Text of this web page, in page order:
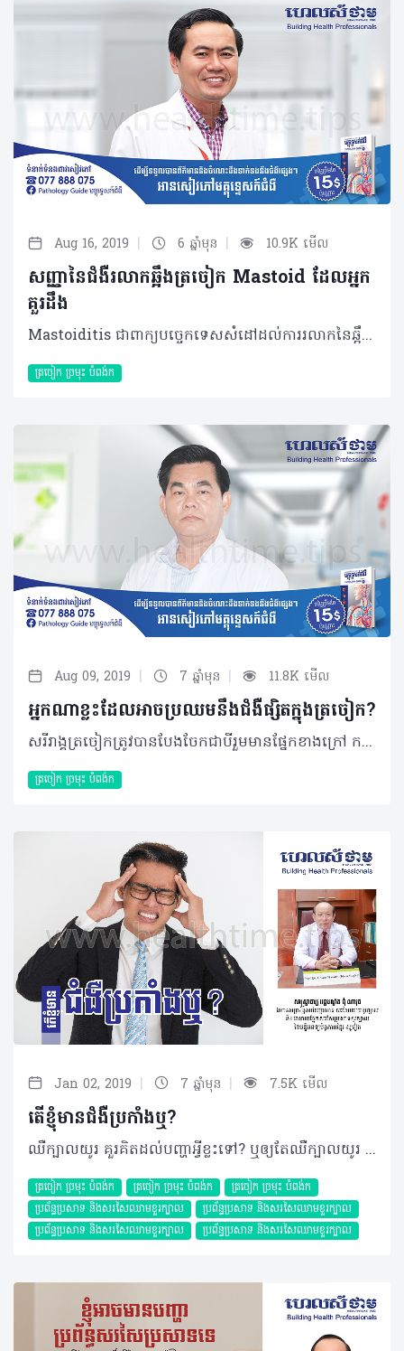
Aug 16, 2019 | 6 ឆ្នាំមុន | 10.9K មើល
សញ្ញានៃជំងឺរលាកឆ្អឹងត្រចៀក Mastoid ដែលអ្នក
គួរដឹង
Mastoiditis ជាពាក្យបច្ចេកទេសសំដៅដល់ការរលាកនៃឆ្អឹង Mastoid ដែលស្ថិតនៅផ្នែកខាងក្រោយនៃត្រចៀក។ ជាក់ស្តែងសម្រាប់ពិភពលោកគេរកឃើញជំងឺនេះកើតមានក្នុងកម្រិត ១/២៥០០០ រីឯនៅកម្ពុជាហាក់មានការកើតឡើងច្រើនជាងនេះ។ Mastoiditis ជាជំងឺប្រឈមខ្ពស់ចំពោះកុមារអាយុតិចជាង ២ឆ្នាំ ដែលគេហៅថាជាការរលាកឆ្អឹង Mastoid ស្រួចស្រាវ និងជាប្រភេទធ្ងន់ធ្ងរអាចប៉ះពាល់ដល់អាយុជីវិតរបស់កុមារ ឯចំពោះមនុស្សចាស់ ច្រើនជាការរលាករ៉ាំរ៉ៃ។ ការរលាកឆ្អឹង Mastoid នេះអាចនឹងវិវឌ្ឍកាន់តែមានគ្រោះថ្នាក់ធ្ងន់ធ្ងរ ដែលទាមទារឲ្យអ្នកស្វែងយល់នូវសញ្ញាសំខាន់ៗ ដូចខាងក្រោម៖ មូលហេតុ និងកត្តាជំរុញនៃ Mastoiditis ភាគច្រើននៃការរលាកឆ្អឹង Mastoid បង្កពីបាក់តេរី Pneumococcus ដែលរស់នៅនឹងត្រចៀក-ច្រមុះ-បំពង់ក និងបាក់តេរី Pseudomonas aeruginosa Hemophilus influenzae។ ការរលាកនេះ កើតឡើងបន្ទាប់ពីមានការរលាកត្រចៀកកណ្តាលស្រួចស្រាវចំពោះកុមារដែលមិនបានទទួលការព្យាបាលទាន់ពេល ឬមិនត្រឹមត្រូវ។ សម្រាប់មនុស្សចាស់ ឬអ្នកដែលវ័យចាប់ពី ៣០ឆ្នាំឡើងទៅ Mastoiditis កើតពីការរលាកត្រចៀកកណ្តាលរ៉ាំរ៉ៃ ឬហៅថាអំបៅអំបែក។ គួរបញ្ជាក់ថា អ្នកដែលងាយនឹងរងការរលាកត្រចៀកកណ្តាលរួមមាន៖ • អ្នកជំងឺរលាកសាច់បំពង់កផ្នែកខាងក្រោយ ធ្វើឲ្យរលាកត្រចៀកកណ្តាល និងអាចឆ្លងបន្តទៅ Mastoid • អ្នកជំងឺរលាកច្រមុះរ៉ាំរ៉ៃ ងាយធ្វើឲ្យខ្ទុះ ឬសម្បោរហូរធ្លាក់ទៅក្នុងបំពង់ក និងឡើងដល់ត្រចៀក។ សញ្ញាបញ្ជាក់ពី Mastoiditis អ្នកជំងឺអាចមានអាការៈឈឺក្នុងរន្ធត្រចៀក បន្ទាប់មកឈឺផ្នែកខាងក្រោយត្រចៀកអ្នកខ្លះមានហៀរខ្ទុះពីក្នុងត្រចៀក ហើយមានពណ៌ក្រហមនៅតំបន់ Mastoid ខាងក្រោយត្រចៀក ប៉ោងរលោង និងទន់ពេលប៉ះ។ ករណីខ្លះវាឡើងប៉ោងរហូតដល់អាចរុញស្លឹកត្រចៀកមកខាងមុខ និងឲ្យរន្ធត្រចៀករួមតូចផងដែរ។ សញ្ញាធ្ងន់ធ្ងរអាចរហូតហៀរខ្ទុះចេញពីផ្នែកខាងក្រោយត្រចៀកដែលអាចឲ្យអ្នកជំងឺច្រឡំថាជាការកើតបូស។ ក្រៅអំពីសញ្ញាពិសេសៗខាងលើ អ្នកជំងឺក៏អាចមានអាការៈរួមផ្សំផ្សេងទៀតដូចជា ក្តៅខ្លួនញាក់ចំពោះកុមារ ឬក្ដៅស្ទេញៗ ឈឺក្បាលចំពោះមនុស្សចាស់ និងមានការថយចុះនូវកម្រិតនៃការស្តាប់។ ការធ្វើរោគវិនិច្ឆ័យ ជាដំបូងគ្រូពេទ្យនឹងធ្វើការពិនិត្យលើសញ្ញាគ្លីនិកដោយធ្វើការសាកសួរលម្អិតពីប្រវតិ្តជំងឺ បន្ទាប់មកអ្នកជំងឺនឹងតម្រូវឲ្យធ្វើរោគវិនិច្ឆ័យដោយប្រើ Otoscope ឆ្លុះចូលក្នុងរន្ធត្រចៀកដើម្បីរកវត្តមានខ្ទុះក្នុងត្រចៀក និងសភាពក្រដាសត្រចៀក។ ប្រសិនមានខ្ទុះ គ្រូពេទ្យនឹងយកខ្ទុះនោះទៅបណ្ដុះបន្ថែមរកមេរោគបង្ក។ ករណីមិនអាចញែកដាច់ថាជាការរលាក Mastoid អ្នកជំងឺអាចនឹងត្រូវស្នើសុំឲ្យស្កែនមើលឆ្អឹង Mastoid បន្ថែមទៀត។ របៀបព្យាបាល Mastoiditis ការព្យាបាលត្រូវធ្វើឡើងបន្ទាប់ពីការធ្វើរោគវិនិច្ឆ័យច្បាស់លាស់ និងខុសៗគ្នាអាស្រ័យតាមដំណាក់កាលរបស់អ្នកជំងឺ។ សម្រាប់ដំណាក់កាលទី១ ដែលជាការរលាក Mastoid ស្រួចស្រាវ ឬនៅថ្មីៗ និងគ្មាននូវផលវិបាកធ្ងន់ធ្ងរ នោះអ្នកជំងឺនឹងត្រូវព្យាបាលដោយការប្រើថ្នាំ រួមផ្សំជាមួយអង់ទីប៊ីយ៉ូទិកទំនើបសមស្របតាមប្រភេទមេរោគដែលបានរកឃើញ។ អំឡុងពេលនៃការព្យាបាលគ្រូពេទ្យនឹងវាយតម្លៃនៃការព្យាបាលនោះ ប្រសិនអ្នកជំងឺហាក់មិនធូរស្រាលដោយការព្យាបាលដោយថ្នាំទេនោះ ការវះកាត់ជាវិធីសាស្ត្របន្ទាប់។ គួរបញ្ជាក់ផងដែរថា ការវះកាត់នេះធ្វើឡើងនៅតំបន់ Mastoid ខាងក្រោយដើម្បីយកចេញនូវផ្នែកដែលរលាក រួចប្រើប្រាស់ថ្នាំបន្តទើបអាចទទួលបានការជាសះស្បើយ។ ផលវិបាកនៃការព្យាបាលយឺតយ៉ាវ Mastoiditis ត្រូវបានចាត់ទុកជាជំងឺធ្ងន់ធ្ងរដោយផ្អែកលើផលវិបាកដែលធ្វើឲ្យពិបាកក្នុងការព្យាបាលនិងអាចបង្កឱ្យស្លាប់ក្នុងកម្រិតខ្ពស់ដូចខាងក្រោម៖ • ការស្តាប់ត្រូវបានថយចុះខ្លាំង រហូតដល់ខូចប្រព័ន្ធបញ្ជូនសំឡេង និងអាចប៉ះពាល់រហូតដល់ត្រចៀកខាងក្នុងបង្កឲ្យបាត់បង់ការស្តាប់ទាំងស្រុង • មេរោគចេញពី Mastoid ចូលដល់ក្នុងឈាមដែលអាចឲ្យអ្នកជំងឺស្លាប់បានបើសង្គ្រោះមិនទាន់ពេល • មេរោគអាចជ្រៀតចូលទៅភ្នាសខួរក្បាល ធ្វើឲ្យរលាកភ្នាសខួរក្បាល (Meningitis) • មេរោគចូលដល់ក្នុងខួរក្បាលអាចបង្កឲ្យមានអាប់សែខួរក្បាល (Brain abscess) • មេរោគអាចធ្វើឲ្យមានផលប៉ះពាល់ដល់សរសៃឈាមវ៉ែនដែលមាននាទីនាំឈាមពីខួរក្បាលទៅបេះដូងបង្កជាការរលាក (Thrombophlebitis Sinus Sigmoidei) ដែលពិបាកក្នុងការព្យាបាល • បង្កជាការរលាកសរសៃប្រសាទទី៧ ធ្វើឲ្យអ្នកជំងឺវៀចមាត់ (Facial paralysis)។ ការការពារពី Mastoiditis ចៀសវាងនូវមូលហេតុបង្កដូចរៀបរាប់ខាងលើអាចកាត់បន្ថយហានិភ័យនៃការរលាក Mastoid ដោយប្រសិទ្ធភាព ដែលរួមមាន៖ • ចាក់វ៉ាក់សាំងបង្ការមេរោគភ្នឺម៉ូកុក (Pneumocoque) ចំពោះក្មេងតូចៗ ដែលជាមេរោគសម្បូរបំផុតនៅផ្លូវដង្ហើម • ប្រុងប្រយ័ត្នការពារកុំឲ្យក្មេងមានការរលាកត្រចៀកកណ្តាលស្រួចស្រាវដោយកុំឲ្យពួកគេមានអាការៈហូរសម្បោររ៉ាំរ៉ៃ • ចៀសវាងឲ្យក្មេងទទួលទានអាហារដែលអាចប៉ះពាល់ ឬរលាកដល់បំពង់ក ដូចជាទឹកកក ការ៉េម ទឹកក្រូច ឬស្ករគ្រាប់។ សូមបង្កើនការប្រុងប្រយ័ត្នឲ្យបានខ្ពស់បំផុតចំពោះកុមារអាយុក្រោម២ឆ្នាំ ធ្វើយ៉ាងណាកុំឲ្យពួកគេមានជំងឺផ្តាសាយញឹកញាប់ ពិសេសអំឡុងពេលនៃការផ្លាស់ប្តូរអាកាសធាតុពីក្តៅមកត្រជាក់ ឬនៅរដូវវស្សា ទាំងអាហាររបៀបរស់នៅ និងគួរចេះប្រើប្រាស់សេរ៉ូមប្រៃលាងច្រមុះ។ ករណីក្មេងតូចៗដែលមិនអាចប្រាប់ពីសញ្ញានៃការឈឺត្រចៀករបស់ពួកគេបាន ឪពុកម្តាយត្រូវចំណាំនៅពេលក្មេងយំអំឡុងម៉ោង១២យប់ និងយកដៃខ្ទប់ត្រចៀក ឬមានសញ្ញាមិនប្រក្រតីណាមួយគួរជួបប្រឹក្សាជាមួយគ្រូពេទ្យជាបន្ទាន់។ ដូចគ្នាផងដែរ ករណីមនុស្សចាស់មានជំងឺអំបៅអំបែក ឬរលាកត្រចៀកកណ្តាលរ៉ាំរ៉ៃ គួរជួបគ្រូពេទ្យដើម្បីធ្វើការព្យាបាលសមស្របឲ្យបានទាន់ពេលវេលា។ បកស្រាយដោយ៖ សាស្រ្តាចារ្យ សុខ គួង អនុប្រធានផ្នែកត្រចៀក ច្រមុះ បំពង់ក នៃមន្ទីរពេទ្យព្រះអង្គឌួង 2019 រក្សាសិទ្ធិគ្រប់យ៉ាង​ដោយ Healthtime Corporation ចំពោះគ្រប់អត្ថបទដោយគ្មានផ្នែកណាមួយត្រូវបោះពុម្ពផ្សាយចូលប្រព័ន្ធអុីនធឺណែតឧបករណ៍អេឡិចត្រូនិកអាត់ជាសំឡេងឬថតចំលងគ្រប់រូបភាពដោយគ្មានការអនុញ្ញាតឡើយ
ត្រចៀក ច្រមុះ បំពង់ក
Aug 09, 2019 | 7 ឆ្នាំមុន | 11.8K មើល
អ្នកណាខ្លះដែលអាចប្រឈមនឹងជំងឺផ្សិតក្នុងត្រចៀក?
សរីរាង្គត្រចៀកត្រូវបានបែងចែកជាបីរួមមានផ្នែកខាងក្រៅ កណ្តាល និងផ្នែកខាងក្នុងដែលមានតួនាទីដោយឡែកៗពីគ្នា។ ជាក់ស្តែង ផ្នែកខាងក្រៅសម្រាប់ស្តាប់ ផ្នែកកណ្តាលសម្រាប់បញ្ជូន និងផ្នែកខាងក្នុងសម្រាប់បញ្ជូនបន្តទៅកាន់ខួរក្បាល។ ចំពោះបញ្ហាមួយនៃត្រចៀកផ្នែកខាងក្រៅ ដែលហាក់ត្រូវបានសម្គាល់ឃើញថាកើតមានច្រើនស្ថិតនៅលំដាប់លេខ ២ ចំពោះប្រជាជនកម្ពុជាបច្ចុប្បន្ន នោះគឺជាការបង្ករោគដោយពពួកផ្សិត ឬភាសាបច្ចេកទេសហៅថា Otomycosis ។ កត្តាបង្កឲ្យមានផ្សិតក្នុងត្រចៀក យោងតាមការសិក្សាទាំងក្នុង និងក្រៅប្រទេសបានបង្ហាញថាបុគ្គលដែលងាយឆ្លងមេរោគផ្សិតនៅត្រចៀករួមមាន៖ • អ្នកស្តាប់មិនឮដែលប្រើប្រាស់ឧបករណ៍ជំនួយការស្តាប់នៅត្រចៀកជាប្រចាំ • អ្នកនិយមពាក់កាសនៅត្រចៀកស្តាប់ចម្រៀង ឬអ្វីផ្សេងៗ • ការហែលទឹក ដូចជាកីឡាករហែលទឹក ឬអ្នកនិយមចូលចិត្តហែលទឹកក្នុងអាងហែលទឹកញឹកញាប់ ឬអ្នកហែលទឹកមិនស្អាតនៅជនបទ តាមស្រះត្រពាំងនិងប្រឡាយ • ការសម្អាតត្រចៀក ដែលប្រើប្រាស់សម្ភារៈសម្អាតបន្តគ្នាពីម្នាក់ទៅម្នាក់ដោយមិនបានសម្លាប់មេរោគផ្សិតត្រឹមត្រូវ ឬគ្រាន់តែជូតនឹងអាល់កុលដែលមិនអាចសម្លាប់ពពួកផ្សិតបាន។ ក្រៅអំពីមូលហេតុខាងលើ ជំងឺផ្សិតនៅត្រចៀកអាចនឹងកើតមានឡើង ឬមានការវិវឌ្ឍលឿនចំពោះអ្នកជំងឺទឹកនោមផ្អែម និងអ្នកជំងឺឆ្លងមួយចំនួនដូចជាអ្នកជំងឺអេដស៍ជាដើម។ ដំណាក់កាលនៃរោគសញ្ញាផ្សិតត្រចៀក បន្ទាប់ពីបានឆ្លងចូលនូវពពួកផ្សិតទៅក្នុងត្រចៀកអ្នកជំងឺអាចមានលេចចេញនូវរោគសញ្ញាដូចជា រមាស់ត្រចៀក ឈឺត្រចៀក ហូរទឹករងៃ ឬហូរខ្ទុះពណ៌ប្រផេះឬខ្មៅ ពីក្នុងត្រចៀក បន្ទាប់មកអ្នកជំងឺអាចនឹងមានអាការៈហ៊ឹងត្រចៀក និងស្តាប់មិនសូវឮ។ ការធ្វើរោគវិនិច្ឆ័យបញ្ជាក់ពីវត្តមានផ្សិតត្រចៀក ដើម្បីបញ្ជាក់ឲ្យកាន់តែច្បាស់អំពីការបង្ករោគដោយពពួកផ្សិតនៅក្នុងត្រចៀក ឬផ្សិតត្រចៀក គ្រូពេទ្យត្រូវយកអ្នកជំងឺទៅពិនិត្យដោយម៉ាស៊ីន Endoscope ឬ Otoscope លើសពីនេះយើងអាចកៀរ ឬផ្ដិតយកទៅពិនិត្យមើលដោយឧបករណ៍មីក្រូទស្សន៍នៃមន្ទីរពិសោធន៍ (ឧបករណ៍ដែលគេយកទៅកៀរ ឬផ្ដិតនោះគឺឈើ ១ដើម នៅខាងចុងមានសំឡីដាក់ក្នុងទីបមួយបិតជិត ដែលភាសាអង់គ្លេសហៅថា Cotton swabs) ក្នុងគោលបំណងញែកឲ្យដឹងថាជាពពួកផ្សិត ឬបាក់តេរី។ ការព្យាបាលផ្សិតត្រចៀក ក្រោយពីធ្វើរោគវិនិច្ឆ័យបញ្ជាក់ថាជាការបង្ករោគដោយពពួកផ្សិតហើយគ្រូពេទ្យនឹងធ្វើការសម្អាតត្រចៀករបស់អ្នកជំងឺឲ្យស្អាតទើបឲ្យអ្នកជំងឺប្រើប្រាស់ថ្នាំ។ ប្រភេទថ្នាំទាំងនោះអាចខុសៗគ្នាតាមកម្រិតភាពធ្ងន់ ឬស្រាលរបស់អ្នកជំងឺ ដូចជា ថ្នាំតំណក់សម្រាប់បន្តក់ក្នុងត្រចៀកឈ្មោះ Clotrimazol ១% បន្តក់ម្ដង ២-៣តំណក់ ១ថ្ងៃ ២-៣ដង រយៈពេល ១៤ថ្ងៃ ឬជាថ្នាំ Fluconazol, Econazol ថ្នាំលេប Itraconazol ១០០មិល្លីក្រាម លេប ១គ្រាប់ ១ដង រយៈពេល ២សប្តាហ៍។ ប្រសិនអ្នកជំងឺពុំទទួលបានការព្យាបាលទាន់ពេលវេលា ឬព្យាបាលមិនត្រឹមត្រូវនោះផលប៉ះពាល់ធ្ងន់ធ្ងរអាចនឹងកើតមានឡើងដូចជារលាកត្រចៀក និងរហែកក្រដាសត្រចៀកប៉ះពាល់ដល់ការស្តាប់ជាដើម។ យុទ្ធសាស្ត្រការពារពីផ្សិតនៅត្រចៀក • សម្រាប់អ្នកប្រើឧបករណ៍ជំនួយក្នុងការស្តាប់ត្រូវសម្អាតដៃ និងយកសំឡីអាល់កុលជូតឧបករណ៍មុនពេលពាក់ • ចៀសវាងការពាក់កាស ឬបើពាក់ត្រូវលាងសម្អាតដៃមុនពេលពាក់ • ចៀសវាងការប្រើសម្ភារៈមិនស្អាតលូកចូល ឬត្បារក្នុងត្រចៀក • កាត់បន្ថយ ឬចៀសវាងការកាត់សក់ ហើយសម្អាតត្រចៀកនៅតាមហាងដែលប្រើសម្ភារៈបន្តគ្នា • ចំពោះកីឡាករ ឬអ្នកចូលចិត្តហែលទឹក ត្រូវការពារកុំឲ្យត្រចៀកប៉ះផ្ទាល់ជាមួយទឹក ដោយប្រើឧបករណ៍ពាក់ត្រចៀកពេលហែល ឬពាក់មួកបិតដល់ត្រចៀកជាដើម។ សម្រាប់អ្នកប្រកបវិជ្ជាជីវសុខាភិបាល សូមត្រួតពិនិត្យឲ្យបានម៉ត់ចត់ ឬបញ្ជូនអ្នកជំងឺមកកាន់ផ្នែកឯកទេសត្រចៀក ច្រមុះ បំពង់កដើម្បីបញ្ជាក់ឲ្យកាន់តែច្បាស់ ថាបង្កពីផ្សិតឬបាក់តេរី មុនពេលផ្តល់វេជ្ជបញ្ជាដល់អ្នកជំងឺ។ ចំពោះប្រជាជន សូមកុំព្យាយាមយកសម្ភារៈ ឬឧបករណ៍ណាមួយមកត្បារ ឬកេះក្នុងត្រចៀកដាច់ខាត ហើយសូមមកប្រឹក្សាជាមួយគ្រូពេទ្យឯកទេសត្រចៀកច្រមុះ បំពង់ក។ បកស្រាយដោយ៖ វេជ្ជបណ្ឌិត កៅ សែ នាយផ្នែកត្រចៀក ច្រមុះ បំពង់កនៃមន្ទីរពេទ្យមិត្តភាពខ្មែរ-សូវៀត 2019 រក្សាសិទ្ធិគ្រប់យ៉ាង​ដោយ Healthtime Corporation ចំពោះគ្រប់អត្ថបទដោយគ្មានផ្នែកណាមួយត្រូវបោះពុម្ពផ្សាយចូលប្រព័ន្ធអុីនធឺណែតឧបករណ៍អេឡិចត្រូនិកអាត់ជាសំឡេងឬថតចំលងគ្រប់រូបភាពដោយគ្មានការអនុញ្ញាតឡើយ
ត្រចៀក ច្រមុះ បំពង់ក
Jan 02, 2019 | 7 ឆ្នាំមុន | 7.5K មើល
តើខ្ញុំមានជំងឺប្រកាំងឬ?
ឈឺក្បាលយូរ គួរគិតដល់បញ្ហាអ្វីខ្លះទៅ? ឬឲ្យតែឈឺក្បាលយូរ សុទ្ធតែជាជាជំងឺប្រកាំងមែនទេ? ដើម្បីស្រាយចង្ងល់នូវសំណួរទាំងនេះអត្ថបទខាងក្រោម អាចជាចម្លើយសម្រាប់មិត្តអ្នកអានទាំងឡាយបាន… សំណួរ៖ ខ្ញុំបាទអាយុ២៣ឆ្នាំ ភេទប្រុស កម្ពស់១ម៉ែត្រ៦២ ទម្ងន់៥៥គីឡូក្រាម មុខរបរជា និស្សិត។ រយៈពេល២ឆ្នាំកន្លងមកនេះ ខ្ញុំមានអាការៈឈឺក្បាល គេងមិនសូវលក់ និងហេវហត់ ជាខ្លាំង ហើយភាគច្រើនខ្ញុំតែងតែស្វែងរកការ ព្យាបាលដោយការប្រើថ្នាំឈឺក្បាល ឬផ្តាសាយ ប៉ុណ្ណោះ។ ខ្ញុំបាទចង់សួរទៅកាន់លោកវេជ្ជបណ្ឌិតថា ការឈឺក្បាលរយៈពេលយូរបែបនេះនឹងប៉ះពាល់ដល់ខួរក្បាលខ្ញុំដូចម្តេចខ្លះ? តើគួរតែព្យាបាលបែបណា ទើបមានប្រសិទ្ធភាព? តើនេះជា ជំងឺប្រកាំង ឬយ៉ាងណា? ចម្លើយ៖ ទាក់ទងនឹងកត្តាឈឺក្បាល និងការហេវហត់ត្រូវពិនិត្យមើលលើសុខភាពទូទៅ ថាមានខ្វះគ្រាប់ឈាមក្រហម គ្រាប់ឈាមមិនមានមេរោគ បានចាក់ថ្នាំបង្ការគ្រប់ចំនួន។ ទោះជាយ៉ាង ណាក៏ដោយ ប្រសិនបើមិនមានអាការៈជំងឺផ្សេង ទៀតទេ ព្រមទាំងធ្វើតាមបទដ្ឋានត្រឹមត្រូវហើយ នៅតែឈឺក្បាលទៀត ដូចនេះត្រូវចោទសួរថាតើការឈឺក្បាលបណ្តាលមកពីមូលហេតុអ្វី? ការឈឺក្បាលរយៈពេលយូរ មានលក្ខណៈឈឺបាត់ៗ តែមិនមានភាពធ្ងន់ធ្ងរអ្វីទេ ការឈឺនេះអាចទាក់ ទងនឹងអារម្មណ៍ច្រើនជាង។ បើមានជាដុំសាច់ផ្សេងៗក្នុងខួរក្បាល ឬការប៉ះពាល់ដល់ប្រព័ន្ធ ប្រសាទ វាមិនប្រាកដថាមានតែឈឺក្បាលមួយមុខទេ អាចមានលេចចេញជាសញ្ញាផ្សេងៗទៀត ដូចជាមិនអាចកម្រើកដៃ ឬជើងបាន រឹងក ឡើងកម្តៅ ស្ពឹក ប៉ះពាល់លើភ្នែក ឬត្រចៀកជាដើម។ បើសិនជាប្រកាំង ការឈឺត្រូវមានលក្ខណៈពិសេសដូចជាឈឺមួយចំហៀង ឆ្វេង ឬស្តាំ រយៈពេលឈឺតិចជាង ៧២ ម៉ោង ហើយការឈឺមាន ពេលវេលាច្បាស់លាស់ និងមានអាការៈក្អួតចង្អោរ ស្រវាំងភ្នែកជាដើម។ ប៉ុន្តែការជួបពិគ្រោះជាមួយវេជ្ជបណ្ឌិត ផ្នែកប្រព័ន្ធសរសៃប្រសាទ ខួរក្បាល និងសរសៃប្រសាទ ដើម្បីធ្វើរោគវិនិច្ឆ័យ ឲ្យបានត្រឹមត្រូវទើបជាការប្រសើរ។ បកស្រាយដោយ៖ សាស្ត្រាចារ្យ វេជ្ជបណ្ឌិត ជុំ ណាវុធ ឯកទេសប្រព័ន្ធសរសៃប្រសាទ សរសៃឈាមខួរក្បាល នាយផ្នែកសរសៃប្រសាទខួរក្បាល នៃមន្ទីរពេទ្យមិត្តភាពខ្មែរ-សូវៀត ©2019 រក្សាសិទ្ធិគ្រប់យ៉ាង​ដោយ Healthtime Corporation ចំពោះគ្រប់អត្ថបទដោយគ្មានផ្នែកណាមួយត្រូវបោះពុម្ពផ្សាយចូល ប្រព័ន្ធអ៊ីនធឺណែតឧបករណ៍អេឡិចត្រូនិកអាត់ជាសំឡេងឬថតចំលងគ្រប់រូបភាពដោយគ្មានការអនុញ្ញាតឡើយ
ត្រចៀក ច្រមុះ បំពង់ក ត្រចៀក ច្រមុះ បំពង់ក
ត្រចៀក ច្រមុះ បំពង់ក
ប្រព័ន្ធប្រសាទ និងសរសៃឈាមខួរក្បាល
ប្រព័ន្ធប្រសាទ និងសរសៃឈាមខួរក្បាល
ប្រព័ន្ធប្រសាទ និងសរសៃឈាមខួរក្បាល
ប្រព័ន្ធប្រសាទ និងសរសៃឈាមខួរក្បាល